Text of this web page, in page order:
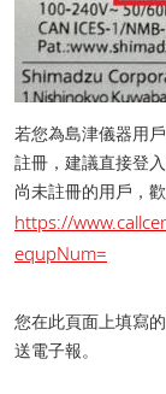
若您為島津儀器用
註冊，建議直接登
尚未註冊的用戶，
https://
equpNum=
您在此頁面上填寫
送電子報。